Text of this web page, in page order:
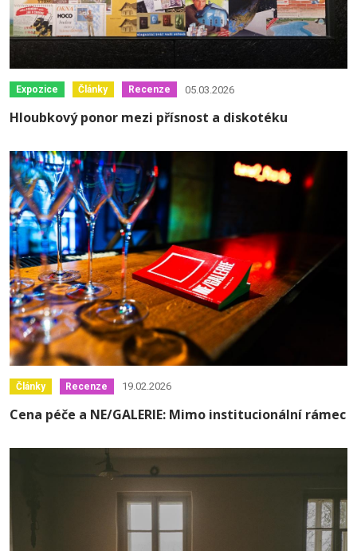
Expozice Články Recenze 05.03.2026
Hloubkový ponor mezi přísnost a diskotéku
Články Recenze 19.02.2026
Cena péče a NE/GALERIE: Mimo institucionální rámec